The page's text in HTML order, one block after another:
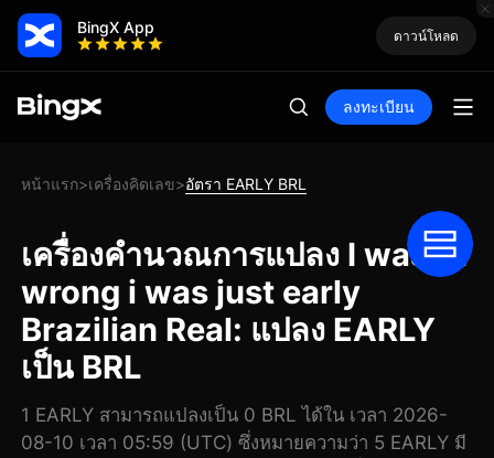
BingX App ดาวน์โหลด
ลงทะเบียน
หน้าแรก>เครื่องคิดเลข>อัตรา EARLY BRL
เครื่องคำนวณการแปลง I wasn't
wrong i was just early
Brazilian Real: แปลง EARLY
เป็น BRL
1 EARLY สามารถแปลงเป็น 0 BRL ได้ใน เวลา 2026-
08-10 เวลา 05:59 (UTC) ซึ่งหมายความว่า 5 EARLY มี